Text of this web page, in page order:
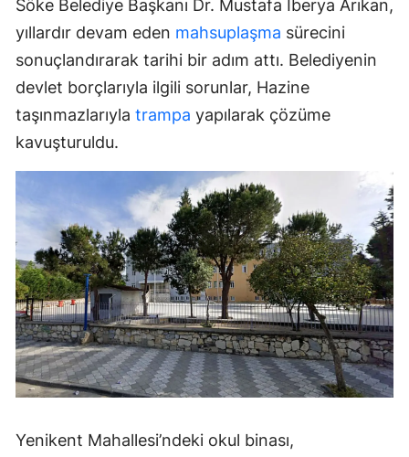
Söke Belediye Başkanı Dr. Mustafa İberya Arıkan,
yıllardır devam eden mahsuplaşma sürecini
sonuçlandırarak tarihi bir adım attı. Belediyenin
devlet borçlarıyla ilgili sorunlar, Hazine
taşınmazlarıyla trampa yapılarak çözüme
kavuşturuldu.
Yenikent Mahallesi’ndeki okul binası,